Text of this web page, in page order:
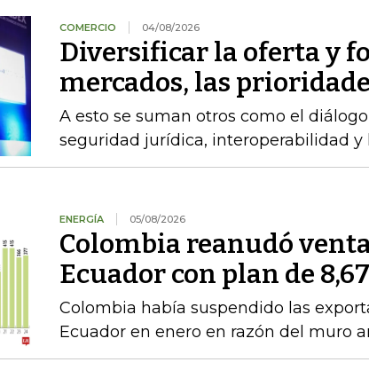
COMERCIO 04/08/2026
Diversificar la oferta y
mercados, las
A esto se suman otros como el
seguridad jurídica, interoperabilidad
ENERGÍA 05/08/2026
Colombia reanudó
Ecuador con plan de
Colombia había suspendido las
Ecuador en enero en razón del muro